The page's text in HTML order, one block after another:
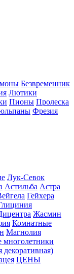
Безвременник
Лютики
Пионы Пролеска
Фрезия
Лук-Севок
Астильба Астра
Гейхера
Жасмин
Комнатные
Магнолия
многолетники
ЦЕНЫ